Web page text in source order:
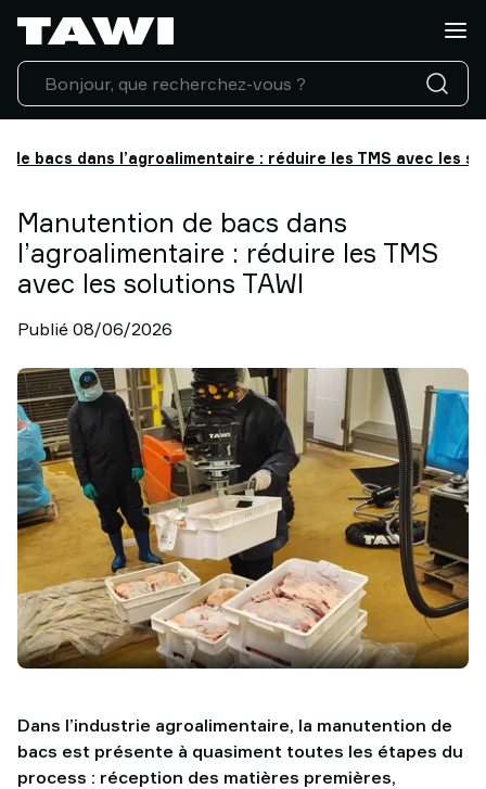
de bacs dans l’agroalimentaire : réduire les TMS avec les
Manutention de bacs dans
l’agroalimentaire : réduire les TMS
avec les solutions TAWI
Publié 08/06/2026
Dans l’industrie agroalimentaire, la manutention de
bacs est présente à quasiment toutes les étapes du
process : réception des matières premières,
Quelle
charge
manipulez-
vous
?
Industries
Service
Après-
Vente
&
Références
Clients
Actualités
Contactez-
nous
Pourquoi
TAWI